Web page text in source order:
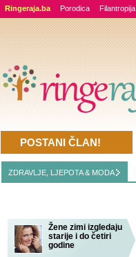
Ringeraja.ba Porodica Filantropija
ZDRAVLJE, LJEPOTA & MODA
Žene zimi izgledaju
starije i do četiri
godine
POSTANI ČLAN!